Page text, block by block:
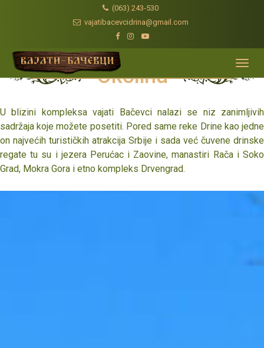
(063) 243-530
vajatibacevcidrina@gmail.com
Okolina
U blizini kompleksa vajati Bačevci nalazi se niz zanimljivih
sadržaja koje možete posetiti. Pored same reke Drine kao jedne
on najvećih turističkih atrakcija Srbije i sada već čuvene drinske
regate tu su i jezera Perućac i Zaovine, manastiri Rača i Soko
Grad, Mokra Gora i etno kompleks Drvengrad.